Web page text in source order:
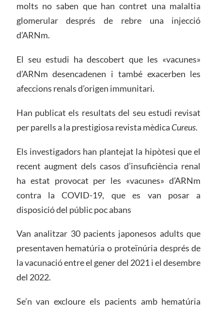
molts no saben que han contret una malaltia
glomerular després de rebre una injecció
d’ARNm.
El seu estudi ha descobert que les «vacunes»
d’ARNm desencadenen i també exacerben les
afeccions renals d’origen immunitari.
Han publicat els resultats del seu estudi revisat
per parells a la prestigiosa revista mèdica Cureus.
Els investigadors han plantejat la hipòtesi que el
recent augment dels casos d’insuficiència renal
ha estat provocat per les «vacunes» d’ARNm
contra la COVID-19, que es van posar a
disposició del públic poc abans
Van analitzar 30 pacients japonesos adults que
presentaven hematúria o proteïnúria després de
la vacunació entre el gener del 2021 i el desembre
del 2022.
Se’n van excloure els pacients amb hematúria